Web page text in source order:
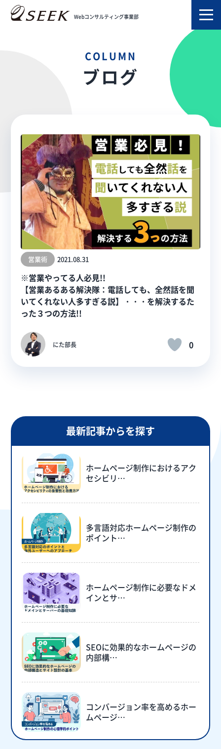
Webコンサルティング事業部
TOP
COLUMN
ブログ
営業術 2021.08.31
※営業やってる人必見!!
【営業あるある解決隊：電話しても、全然話を聞
いてくれない人多すぎる説】・・・を解決するた
った３つの方法!!
にた部長 0
最新記事からを探す
ホームページ制作におけるアク
セシビリ…
多言語対応ホームページ制作の
ポイント…
ホームページ制作に必要なドメ
インとサ…
SEOに効果的なホームページの
内部構…
コンバージョン率を高めるホー
ムページ…